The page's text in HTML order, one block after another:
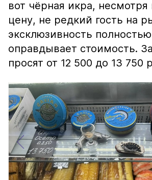
вот чёрная икра,
цену, не редкий гость на
эксклюзивность полностью
оправдывает стоимость.
просят от 12 500 до 13 750